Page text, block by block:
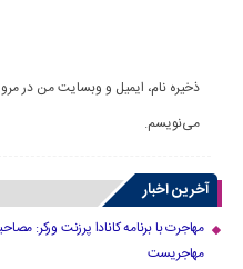
ذخیره نام، ایمیل و وبسایت من در
می‌نویسم.
آخرین اخبار
مهاجرت با برنامه کانادا پرزنت ورکر:
مهاجریست